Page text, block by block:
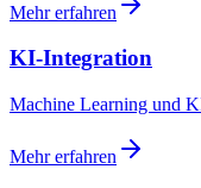
Mehr erfahren
KI-Integration
Machine Learning und
Mehr erfahren